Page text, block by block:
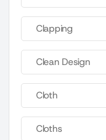
Clapping
Clean Design
Cloth
Cloths